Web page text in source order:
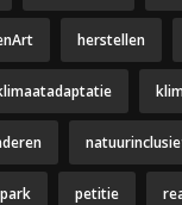
herstellen
park petitie